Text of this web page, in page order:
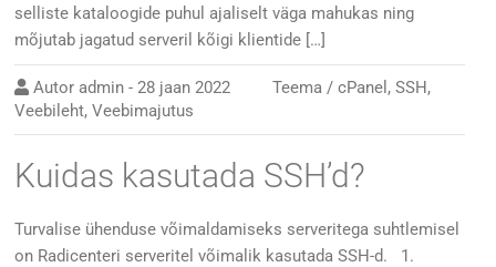
selliste kataloogide puhul ajaliselt väga mahukas ning
mõjutab jagatud serveril kõigi klientide […]
Autor admin -28 jaan 2022 Teema /cPanel ,SSH,
Veebileht,Veebimajutus
Kuidas kasutada SSH’d?
Turvalise ühenduse võimaldamiseks serveritega suhtlemisel
on Radicenteri serveritel võimalik kasutada SSH-d. 1.